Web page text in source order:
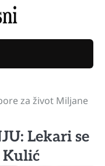
za život Miljane
Lekari se
Kulić